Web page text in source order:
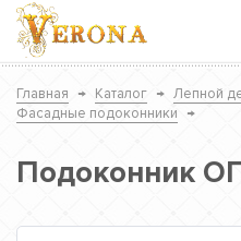
Главная → Каталог → Лепной
Фасадные подоконники
→
Подоконник